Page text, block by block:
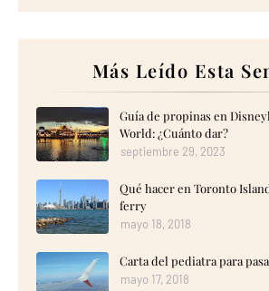
Más Leído Esta
Guía de propinas en
World: ¿Cuánto dar?
septiembre 29, 2023
Qué hacer en Toronto
ferry
mayo 18, 2018
Carta del pediatra para
mayo 17, 2018